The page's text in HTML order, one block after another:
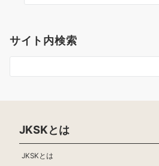
サイト内検索
JKSKとは
JKSKとは